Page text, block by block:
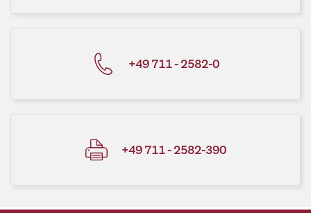
+49 711 - 2582-0
+49 711 - 2582-390